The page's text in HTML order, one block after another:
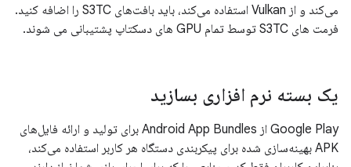
می‌کند و از Vulkan استفاده می‌کند، باید بافت‌های S3TC را اضافه کنید.
فرمت های S3TC توسط تمام GPU های دسکتاپ پشتیبانی می شوند.
یک بسته نرم افزاری بسازید
Google Play از Android App Bundles برای تولید و ارائه فایل‌های
APK بهینه‌سازی شده برای پیکربندی دستگاه هر کاربر استفاده می‌کند،